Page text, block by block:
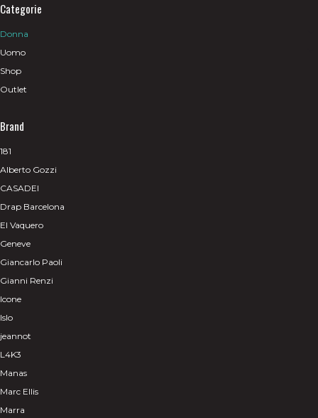
Categorie
Donna
Uomo
Shop
Outlet
Brand
181
Alberto Gozzi
CASADEI
Drap Barcelona
El Vaquero
Geneve
Giancarlo Paoli
Gianni Renzi
Icone
Islo
jeannot
L4K3
Manas
Marc Ellis
Marra